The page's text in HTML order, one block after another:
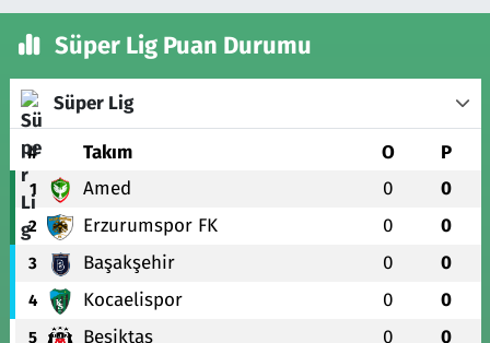
Süper Lig Puan Durumu
Süper Lig
# Takım O P
1 Amed 0 0
2 Erzurumspor FK 0 0
3 Başakşehir 0 0
4 Kocaelispor 0 0
5 Beşiktaş 0 0